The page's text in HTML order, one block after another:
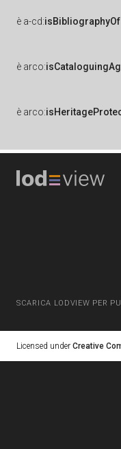
è a-cd:isBibliographyOf
è arco:
è arco:
SCARICA LODVIEW PER
Licensed under Creative